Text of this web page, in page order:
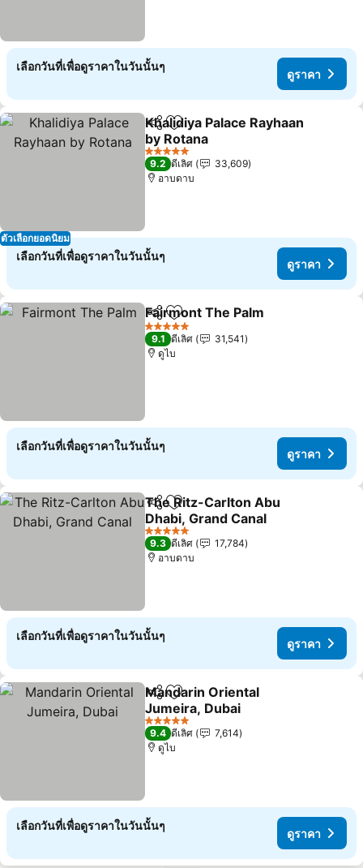
เลือกวันที่เพื่อดูราคาในวันนั้นๆ
ดูราคา
ตัวเลือกยอดนิยม
แชร์ เพิ่มในรายการโปรด
Khalidiya Palace Rayhaan
by Rotana
ดูราคา
5 ดาว
9.2 ดีเลิศ
33,609
อาบดาบ
เลือกวันที่เพื่อดูราคาในวันนั้นๆ
ดูราคา
แชร์ เพิ่มในรายการโปรด
Fairmont The Palm
5 ดาว
9.1 ดีเลิศ
31,541
ดูไบ
เลือกวันที่เพื่อดูราคาในวันนั้นๆ
ดูราคา
แชร์ เพิ่มในรายการโปรด
The Ritz-Carlton Abu
Dhabi, Grand Canal
ดูราคา
5 ดาว
9.3 ดีเลิศ
17,784
อาบดาบ
เลือกวันที่เพื่อดูราคาในวันนั้นๆ
ดูราคา
แชร์ เพิ่มในรายการโปรด
Mandarin Oriental
Jumeira, Dubai
ดูราคา
5 ดาว
9.4 ดีเลิศ
7,614
ดูไบ
เลือกวันที่เพื่อดูราคาในวันนั้นๆ
ดูราคา